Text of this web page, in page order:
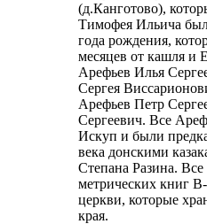
(д.Канготово),
Тимофея Ильича
года рождения,
месяцев от кашля и
Арефьев Илья
Сергея
Арефьев Петр
Сергеевич. Все
Искуп и были
века донскими
Степана Разина.
метрических книг
церкви, которые
края.